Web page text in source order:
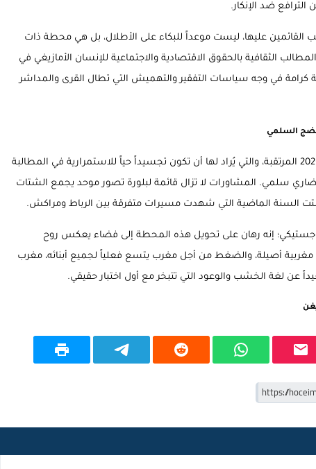
ضد الإنكار.
عليها، ليست موعداً للبكاء على الأطلال، بل هي محطة ذات
الثقافية بالحقوق الاقتصادية والاجتماعية للإنسان الأمازيغي في
في وجه سياسات التفقير والتهميش التي تطال القرى والمداشر
تتجه الأنظار إلى مسيرة أبريل 2026 المرتقبة، والتي يُراد لها أن تكون تجسيداً حياً للاستمرارية في المطالبة
سلمي. المشاورات لا تزال قائمة لبلورة تصور موحد يجمع الشتات
السنة الماضية التي شهدت مسيرات متفرقة بين الرباط ومراكش.
إنه رهان على تحويل هذه المحطة إلى فضاء يعكس روح
مغربية أصيلة، والضغط من أجل مغرب يتسع فعلياً لجميع أبنائه، مغرب
عن لغة الخشب والوعود التي تتبخر مع أول اختبار حقيقي.